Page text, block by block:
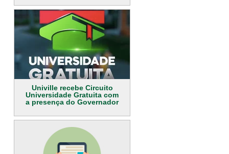
Univille recebe Circuito
Universidade Gratuita com
a presença do Governador